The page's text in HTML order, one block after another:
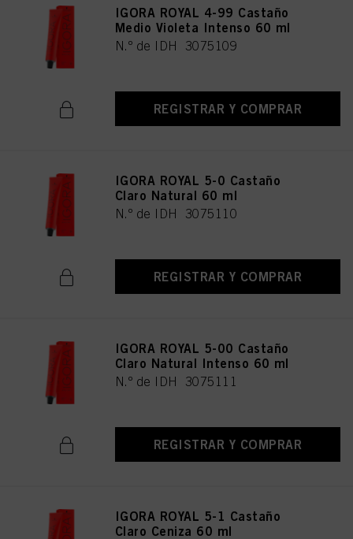
IGORA ROYAL 4-99 Castaño
Medio Violeta Intenso 60 ml
N.º de IDH 3075109
REGISTRAR Y COMPRAR
IGORA ROYAL 5-0 Castaño
Claro Natural 60 ml
N.º de IDH 3075110
REGISTRAR Y COMPRAR
IGORA ROYAL 5-00 Castaño
Claro Natural Intenso 60 ml
N.º de IDH 3075111
REGISTRAR Y COMPRAR
IGORA ROYAL 5-1 Castaño
Claro Ceniza 60 ml